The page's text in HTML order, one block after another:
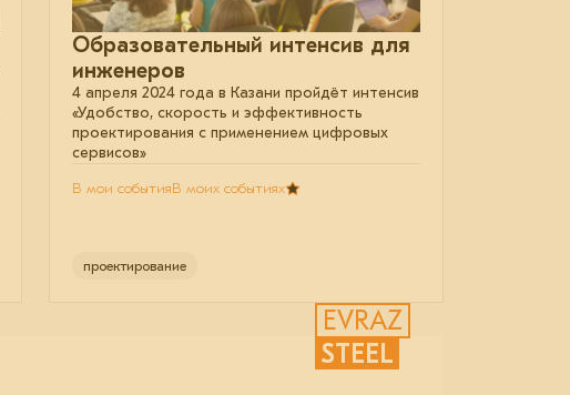
Образовательный интенсив для
инженеров
4 апреля 2024 года в Казани пройдёт интенсив
«Удобство, скорость и эффективность
проектирования с применением цифровых
сервисов»
В мои событияВ моих событиях
проектирование
EVRAZ
STEEL